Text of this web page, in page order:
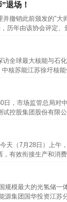
退场！
撤销此前颁发的"大
年由该协会评定、
全球最大核能与石
核苏能江苏徐圩核
市场监管总局对中
控股集团股份有限
7月28日）上午，
有效衔接生产和消
规模最大的光氢储一
能源集团国华投资
一纸欠